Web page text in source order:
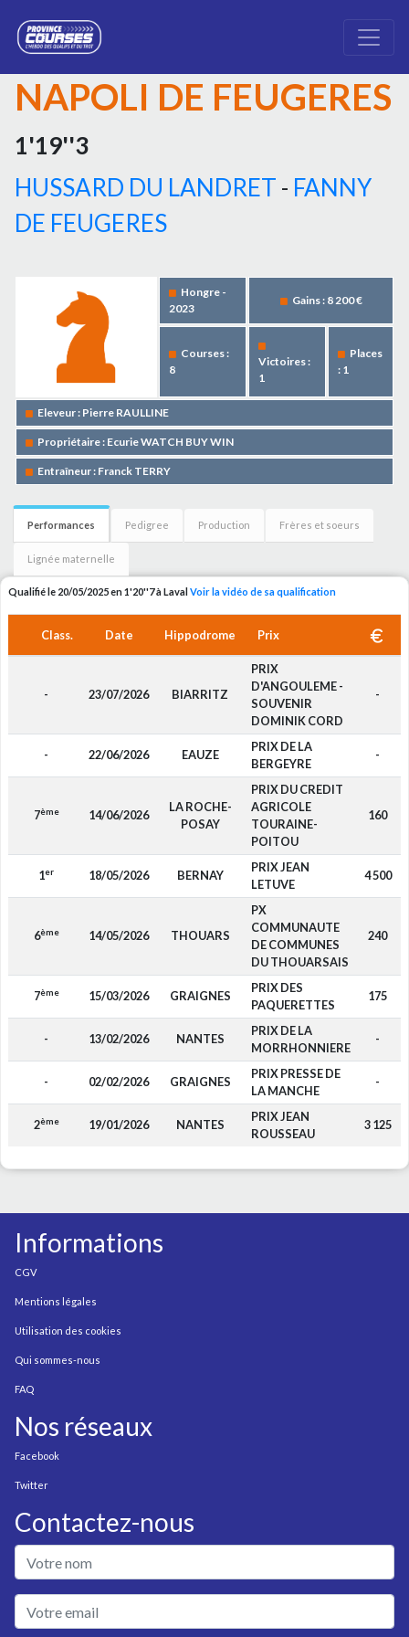
NAPOLI DE FEUGERES
1'19''3
HUSSARD DU LANDRET - FANNY
DE FEUGERES
Hongre -
2023
Gains : 8 200 €
Courses :
8
Victoires :
1
Places
: 1
Eleveur : Pierre RAULLINE
Propriétaire : Ecurie WATCH BUY WIN
Entraîneur : Franck TERRY
Performances Pedigree Production Frères et soeurs
Lignée maternelle
Qualifié le 20/05/2025 en 1'20''7 à LavalVoir la vidéo de sa qualification
Class. Date Hippodrome Prix
- 23/07/2026 BIARRITZ
PRIX
D'ANGOULEME -
SOUVENIR
DOMINIK CORD
-
- 22/06/2026 EAUZE
PRIX DE LA
BERGEYRE
-
7ème 14/06/2026
LA ROCHE-
POSAY
PRIX DU CREDIT
AGRICOLE
TOURAINE-
POITOU
160
1er 18/05/2026 BERNAY
PRIX JEAN
LETUVE
4 500
6ème 14/05/2026 THOUARS
PX
COMMUNAUTE
DE COMMUNES
DU THOUARSAIS
240
7ème 15/03/2026 GRAIGNES
PRIX DES
PAQUERETTES
175
- 13/02/2026 NANTES
PRIX DE LA
MORRHONNIERE
-
- 02/02/2026 GRAIGNES
PRIX PRESSE DE
LA MANCHE
-
2ème 19/01/2026 NANTES
PRIX JEAN
ROUSSEAU
3 125
Informations
CGV
Mentions légales
Utilisation des cookies
Qui sommes-nous
FAQ
Nos réseaux
Facebook
Twitter
Contactez-nous